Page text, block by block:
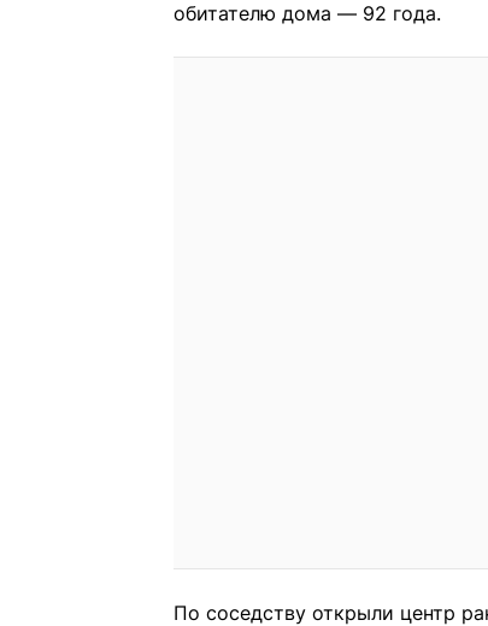
обитателю дома — 92 года.
По соседству открыли центр